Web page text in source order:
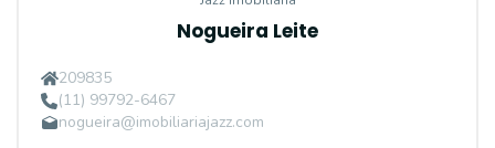
Nogueira Leite
209835
(11) 99792-6467
nogueira@imobiliariajazz.com